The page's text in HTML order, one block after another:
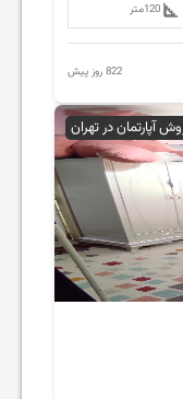
120متر
822 روز پیش
آپارتمان در تهران